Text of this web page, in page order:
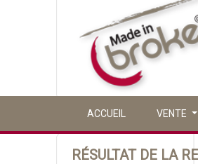
ACCUEIL VENTE
RÉSULTAT DE LA